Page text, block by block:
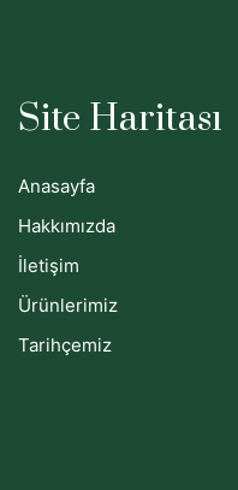
Site Haritası
Anasayfa
Hakkımızda
İletişim
Ürünlerimiz
Tarihçemiz